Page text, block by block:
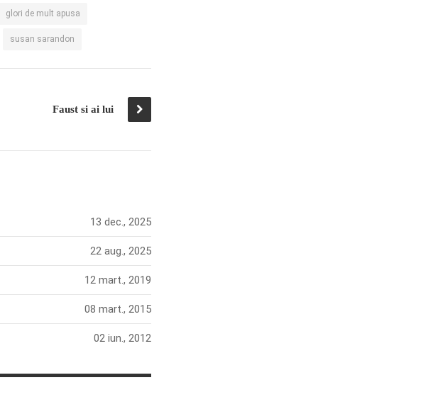
glori de mult apusa
susan sarandon
Faust si ai lui
13 dec., 2025
22 aug., 2025
12 mart., 2019
08 mart., 2015
02 iun., 2012